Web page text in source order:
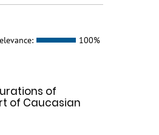
100%
of
of Caucasian